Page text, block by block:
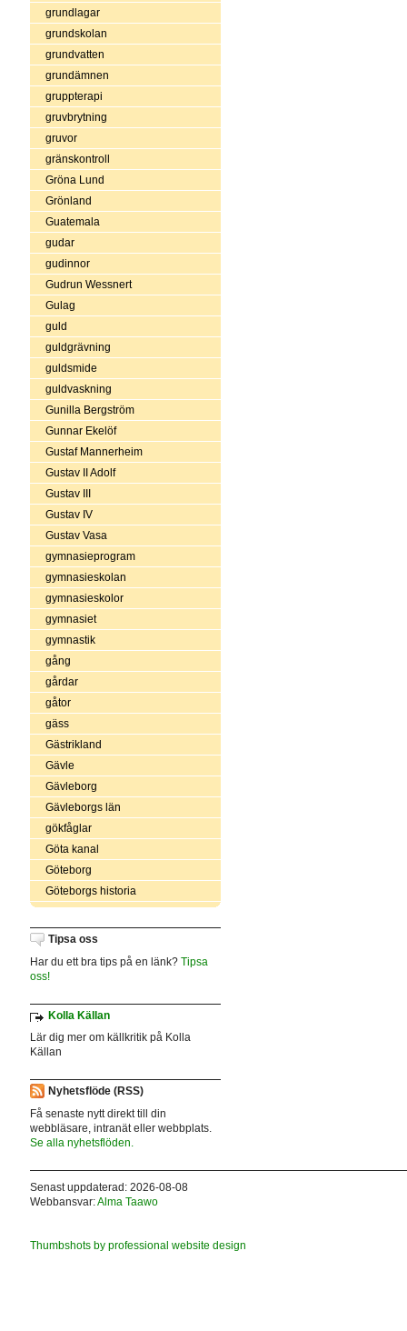
grundlagar
grundskolan
grundvatten
grundämnen
gruppterapi
gruvbrytning
gruvor
gränskontroll
Gröna Lund
Grönland
Guatemala
gudar
gudinnor
Gudrun Wessnert
Gulag
guld
guldgrävning
guldsmide
guldvaskning
Gunilla Bergström
Gunnar Ekelöf
Gustaf Mannerheim
Gustav II Adolf
Gustav III
Gustav IV
Gustav Vasa
gymnasieprogram
gymnasieskolan
gymnasieskolor
gymnasiet
gymnastik
gång
gårdar
gåtor
gäss
Gästrikland
Gävle
Gävleborg
Gävleborgs län
gökfåglar
Göta kanal
Göteborg
Göteborgs historia
Tipsa oss
Har du ett bra tips på en länk? Tipsa
oss!
Kolla Källan
Lär dig mer om källkritik på Kolla
Källan
Nyhetsflöde (RSS)
Få senaste nytt direkt till din
webbläsare, intranät eller webbplats.
Se alla nyhetsflöden.
Senast uppdaterad: 2026-08-08
Webbansvar:Alma Taawo
Thumbshots by professional website design